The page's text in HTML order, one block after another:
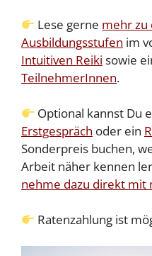
Lese gerne mehr zu
Ausbildungsstufen im
Intuitiven Reiki sowie
TeilnehmerInnen.
Optional kannst Du
Erstgespräch oder ein
Sonderpreis buchen,
Arbeit näher kennen
nehme dazu direkt mit
Ratenzahlung ist